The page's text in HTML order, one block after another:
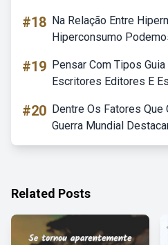
#18 Na Relação Entre
Hiperconsumo
#19 Pensar Com Tipos
Escritores Editores E
#20 Dentre Os Fatores
Guerra Mundial
Related Posts